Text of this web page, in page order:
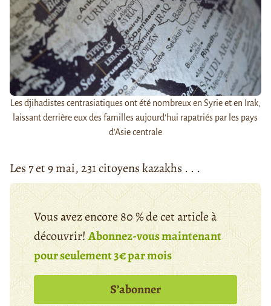
Les djihadistes centrasiatiques ont été nombreux en Syrie et en Irak,
laissant derrière eux des familles aujourd'hui rapatriés par les pays
d'Asie centrale
Les 7 et 9 mai, 231 citoyens kazakhs . . .
Vous avez encore 80 % de cet article à
découvrir!Abonnez-vous maintenant
pour seulement 3€ par mois
S’abonner